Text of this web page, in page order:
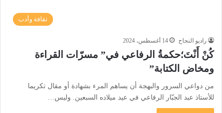
ثقافة وأدب
راديو النجاح 14 أغسطس، 2024
كُنْ أَنْتَ؛حكمةُ الرفاعي في” مسرّات القراءة
ومخاض الكتابة”
من دواعي السرور والبهجة أن يساهم المرء بشهادة أو مقال تكريما
للأستاذ عبد الجبّار الرفاعي في عيد ميلاده السبعين. وليس…